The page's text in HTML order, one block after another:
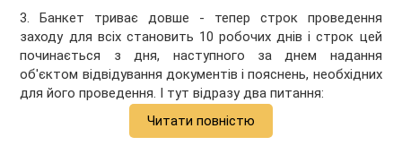
3. Банкет триває довше - тепер строк проведення
заходу для всіх становить 10 робочих днів і строк цей
починається з дня, наступного за днем надання
об'єктом відвідування документів і пояснень, необхідних
для його проведення. І тут відразу два питання:
Читати повністю